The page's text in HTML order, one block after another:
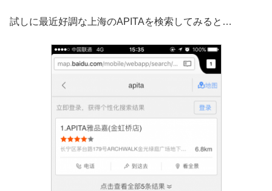
試しに最近好調な上海のAPITAを検索してみると…